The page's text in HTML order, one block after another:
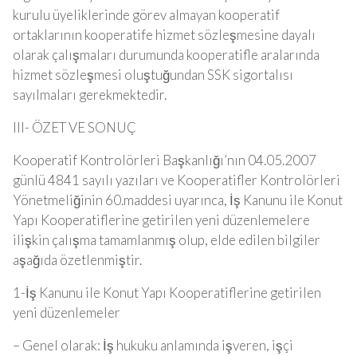
kurulu üyeliklerinde görev almayan kooperatif
ortaklarının kooperatife hizmet sözleşmesine dayalı
olarak çalışmaları durumunda kooperatifle aralarında
hizmet sözleşmesi oluştuğundan SSK sigortalısı
sayılmaları gerekmektedir.
III- ÖZET VE SONUÇ
Kooperatif Kontrolörleri Başkanlığı’nın 04.05.2007
günlü 4841 sayılı yazıları ve Kooperatifler Kontrolörleri
Yönetmeliğinin 60.maddesi uyarınca, İş Kanunu ile Konut
Yapı Kooperatiflerine getirilen yeni düzenlemelere
ilişkin çalışma tamamlanmış olup, elde edilen bilgiler
aşağıda özetlenmiştir.
1-İş Kanunu ile Konut Yapı Kooperatiflerine getirilen
yeni düzenlemeler
– Genel olarak: İş hukuku anlamında işveren, işçi